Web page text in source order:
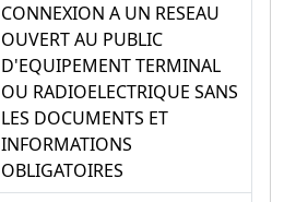
CONNEXION A UN RESEAU
OUVERT AU PUBLIC
D'EQUIPEMENT TERMINAL
OU RADIOELECTRIQUE SANS
LES DOCUMENTS ET
INFORMATIONS
OBLIGATOIRES